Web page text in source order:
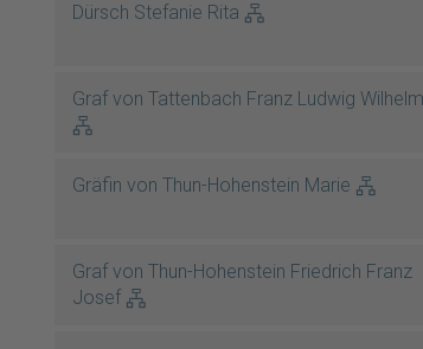
Dürsch Stefanie Rita
Graf von Tattenbach Franz Ludwig Wilhelm
Gräfin von Thun-Hohenstein Marie
Graf von Thun-Hohenstein Friedrich Franz
Josef